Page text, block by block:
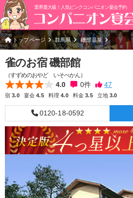
業界最大級！人気ピンクコンパニオン宴会予約
トップページ 群馬県 磯部温泉
雀のお宿 磯部館
（すずめのおやど いそべかん）
4.0 0件
宿3.0 宴会4.5 料理4.0 料金3.5 立地3.0
0120-18-0592